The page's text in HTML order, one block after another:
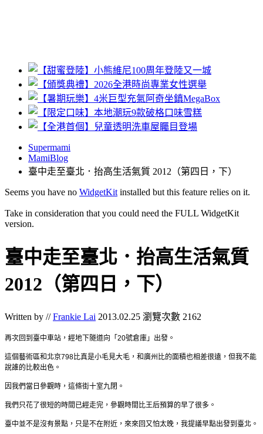
Supermami
MamiBlog
臺中走至臺北．抬高生活氣質 2012（第四日，下）
Seems you have no WidgetKit installed but this feature relies on it.
Take in consideration that you could need the FULL WidgetKit
version.
臺中走至臺北．抬高生活氣質
2012（第四日，下）
Written by //Frankie Lai 2013.02.25 瀏覽次數 2162
再次回到臺中車站，經地下隧道向「 20號倉庫」出發。
這個藝術區和北京798比真是小毛見大毛，和廣州比的面積也相差很遠，但我不能
說誰的比較出色。
因我們當日參觀時，這條街十室九閉。
我們只花了很短的時間已經走完，參觀時間比王后預算的早了很多。
臺中並不是沒有景點，只是不在附近，來來回又怕太晚，我提議早點出發到臺北。